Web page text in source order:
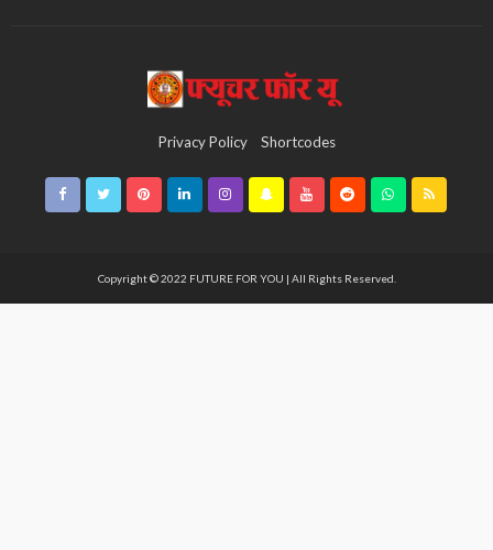
Privacy Policy Shortcodes
Copyright © 2022 FUTURE FOR YOU | All Rights Reserved.